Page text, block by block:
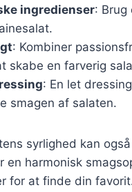
ingredienser: Brug
: Kombiner
skabe en farverig
: En let
smagen af salaten.
syrlighed kan
en harmonisk
for at finde din